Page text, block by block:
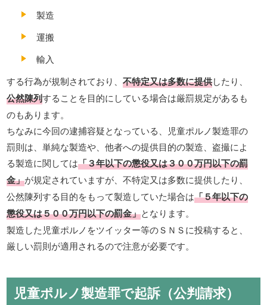
製造
運搬
輸入
する行為が規制されており、不特定又は多数に提供したり、
公然陳列することを目的にしている場合は厳罰規定があるも
のもあります。
ちなみに今回の逮捕容疑となっている、児童ポルノ製造罪の
罰則は、単純な製造や、他者への提供目的の製造、盗撮によ
る製造に関しては「３年以下の懲役又は３００万円以下の罰
金」が規定されていますが、不特定又は多数に提供したり、
公然陳列する目的をもって製造していた場合は「５年以下の
懲役又は５００万円以下の罰金」となります。
製造した児童ポルノをツイッター等のＳＮＳに投稿すると、
厳しい罰則が適用されるので注意が必要です。
児童ポルノ製造罪で起訴（公判請求）